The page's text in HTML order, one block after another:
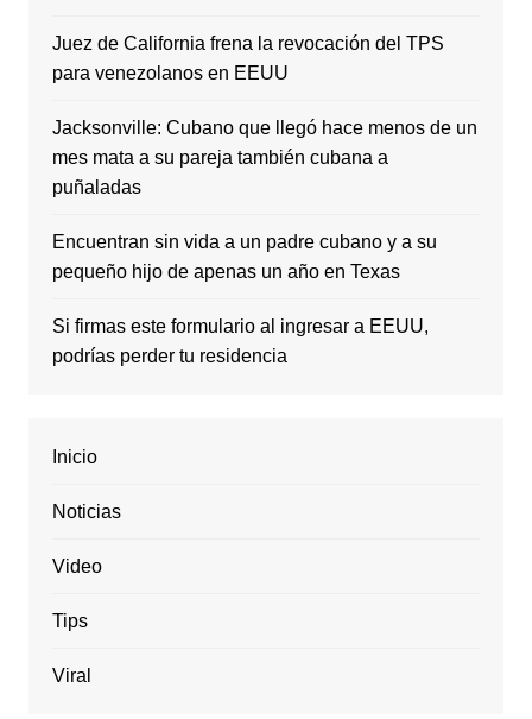
Juez de California frena la revocación del TPS
para venezolanos en EEUU
Jacksonville: Cubano que llegó hace menos de un
mes mata a su pareja también cubana a
puñaladas
Encuentran sin vida a un padre cubano y a su
pequeño hijo de apenas un año en Texas
Si firmas este formulario al ingresar a EEUU,
podrías perder tu residencia
Inicio
Noticias
Video
Tips
Viral